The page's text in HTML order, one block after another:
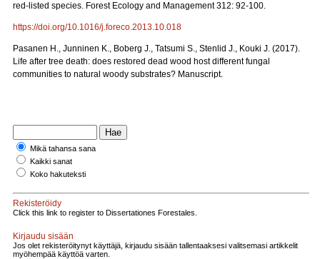
red-listed species. Forest Ecology and Management 312: 92-100.
https://doi.org/10.1016/j.foreco.2013.10.018
Pasanen H., Junninen K., Boberg J., Tatsumi S., Stenlid J., Kouki J. (2017).
Life after tree death: does restored dead wood host different fungal
communities to natural woody substrates? Manuscript.
Mikä tahansa sana
Kaikki sanat
Koko hakuteksti
Rekisteröidy
Click this link to register to Dissertationes Forestales.
Kirjaudu sisään
Jos olet rekisteröitynyt käyttäjä, kirjaudu sisään tallentaaksesi valitsemasi artikkelit
myöhempää käyttöä varten.